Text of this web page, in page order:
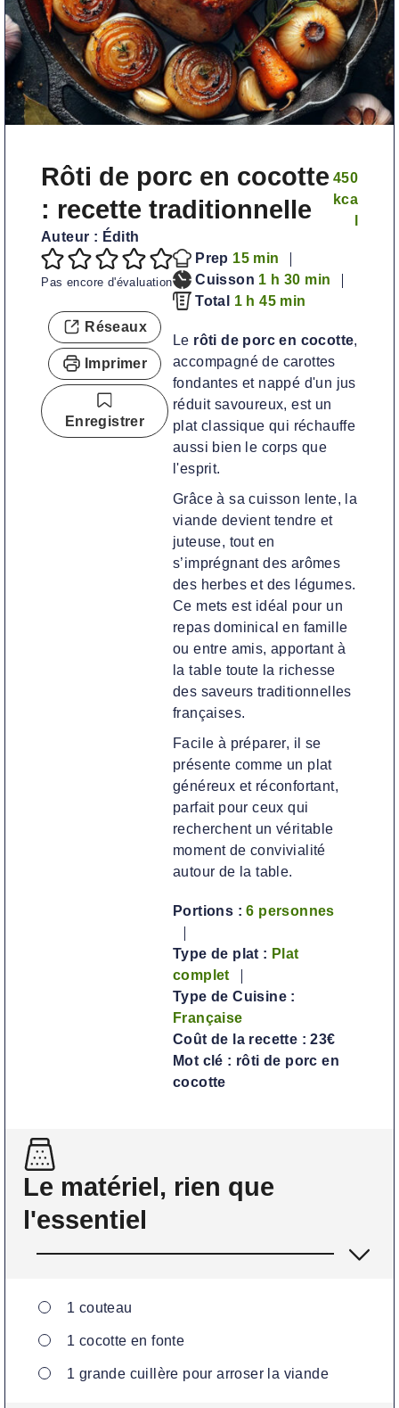
Rôti de porc en cocotte
: recette traditionnelle
Auteur : Édith
450
kca
Pas encore d'évaluation
Réseaux
Imprimer
Enregistrer
Prep 15m
i
n
t
e
s
min
Cuisson 1 h
e
r
e
h 30m
i
u
t
e
s
min
Total 1 h
u
r
e
h 45m
n
u
t
e
s
min
Le rôti de porc en cocotte,
accompagné de carottes
fondantes et nappé d'un jus
réduit savoureux, est un
plat classique qui réchauffe
aussi bien le corps que
l'esprit.
Grâce à sa cuisson lente, la
viande devient tendre et
juteuse, tout en
s’imprégnant des arômes
des herbes et des légumes.
Ce mets est idéal pour un
repas dominical en famille
ou entre amis, apportant à
la table toute la richesse
des saveurs traditionnelles
françaises.
Facile à préparer, il se
présente comme un plat
généreux et réconfortant,
parfait pour ceux qui
recherchent un véritable
moment de convivialité
autour de la table.
Portions :6 personnes
Type de plat : Plat
complet
Type de Cuisine :
Française
Coût de la recette :23€
Mot clé : rôti de porc en
cocotte
Le matériel, rien que
l'essentiel
▢
1 couteau
▢
1 cocotteen fonte
▢
1 grande cuillère pour arroser la viande